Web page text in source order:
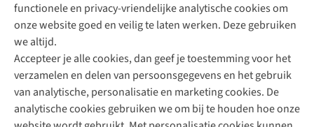
functionele en privacy-vriendelijke analytische cookies om
onze website goed en veilig te laten werken. Deze gebruiken
we altijd.
Accepteer je alle cookies, dan geef je toestemming voor het
verzamelen en delen van persoonsgegevens en het gebruik
van analytische, personalisatie en marketing cookies. De
analytische cookies gebruiken we om bij te houden hoe onze
Direct advies van een Buitenexpert
+31 (0)85 888 50 88
+31 6 12 28 49 80
Contactformulier